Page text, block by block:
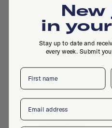
-, , Amsterdam
New
in
Stay up to date and
every week. Submit
First name
Email